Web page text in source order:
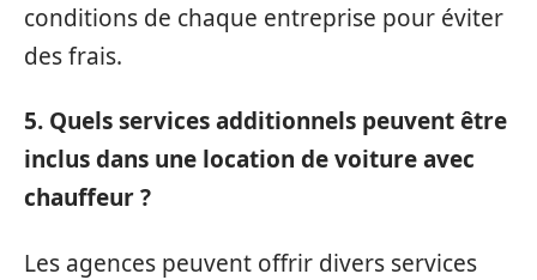
conditions de chaque entreprise pour éviter
des frais.
5. Quels services additionnels peuvent être
inclus dans une location de voiture avec
chauffeur ?
Les agences peuvent offrir divers services